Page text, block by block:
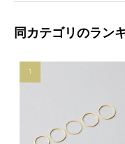
同カテゴリのラン
1